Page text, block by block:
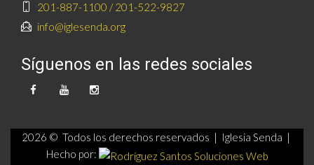
201-887-1100 / 201-522-9827
info@iglesenda.org
Síguenos en las redes sociales
2026 © Todos los derechos reservados | Iglesia Senda |
Hecho por: